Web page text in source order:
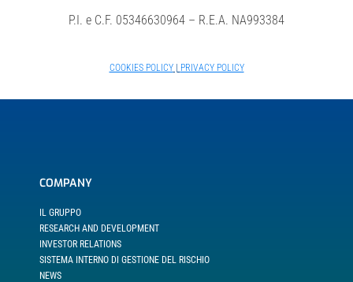
P.I. e C.F. 05346630964 – R.E.A. NA993384
COOKIES POLICY| PRIVACY POLICY
COMPANY
IL GRUPPO
RESEARCH AND DEVELOPMENT
INVESTOR RELATIONS
SISTEMA INTERNO DI GESTIONE DEL RISCHIO
NEWS